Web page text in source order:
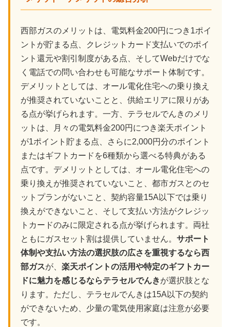
西部ガスのメリットは、電気料金200円につき1ポイ
ントが貯まる点、クレジットカード支払いでのポイ
ント還元や割引制度がある点、そしてWebだけでな
く電話での問い合わせも可能なサポート体制です。
デメリットとしては、オール電化住宅への乗り換え
が推奨されていないことと、供給エリアに限りがあ
る点が挙げられます。一方、テラセルでんきのメリ
ットは、月々の電気料金200円につき楽天ポイント
が1ポイント貯まる点、さらに2,000円分のポイント
またはギフトカードを6種類から選べる特典がある
点です。デメリットとしては、オール電化住宅への
乗り換えが推奨されていないこと、都市ガスとのセ
ットプランがないこと、契約容量15A以下では乗り
換えができないこと、そして支払い方法がクレジッ
トカードのみに限定される点が挙げられます。両社
ともにガスセット割は提供していません。 サポート
体制や支払い方法の選択肢の広さを重視するなら西
部ガスが、 楽天ポイントの活用や特定のギフトカー
ドに魅力を感じるならテラセルでんきが選択肢とな
ります。ただし、テラセルでんきは15A以下の契約
ができないため、少量の電気使用家庭は注意が必要
です。